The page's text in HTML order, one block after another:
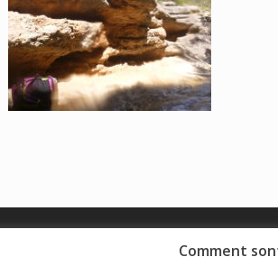
© 2018 - Collège
Comment